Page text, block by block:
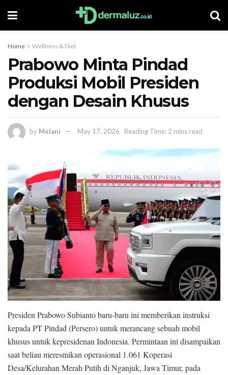
Home Wellness & Diet
Prabowo Minta Pindad
Produksi Mobil Presiden
dengan Desain Khusus
by Melani May 17, 2026 Reading Time: 2 mins read
Presiden Prabowo Subianto baru-baru ini memberikan instruksi
kepada PT Pindad (Persero) untuk merancang sebuah mobil
khusus untuk kepresidenan Indonesia. Permintaan ini disampaikan
saat beliau meresmikan operasional 1.061 Koperasi
Desa/Kelurahan Merah Putih di Nganjuk, Jawa Timur, pada